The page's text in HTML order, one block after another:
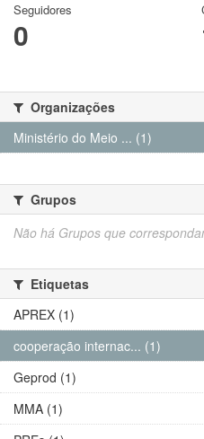
Seguidores
0
Organizações
Ministério do Meio ... (1)
Grupos
Não há Grupos que
Etiquetas
APREX (1)
cooperação internac... (1)
Geprod (1)
MMA (1)